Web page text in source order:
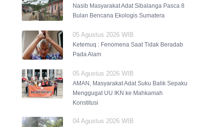
Nasib Masyarakat Adat Sibalanga Pasca 8
Bulan Bencana Ekologis Sumatera
05 Agustus 2026 WIB
Ketemuq : Fenomena Saat Tidak Beradab
Pada Alam
05 Agustus 2026 WIB
AMAN, Masyarakat Adat Suku Balik Sepaku
Menggugat UU IKN ke Mahkamah
Konstitusi
04 Agustus 2026 WIB